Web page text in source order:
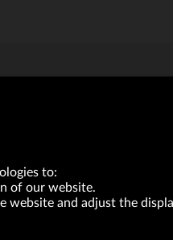
to:
of our website.
and adjust the